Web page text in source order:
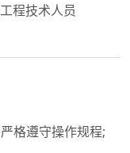
程技术人员
格遵守操作规程;